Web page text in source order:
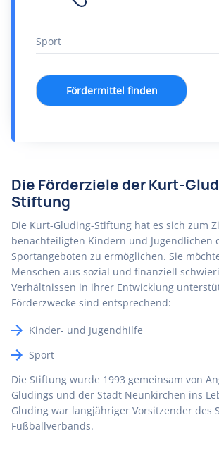
Fördermittel finden
Die Förderziele der Kurt-
Stiftung
Die Kurt-Gluding-Stiftung hat es sich zum
benachteiligten Kindern und Jugendlichen
Sportangeboten zu ermöglichen. Sie
Menschen aus sozial und finanziell
Verhältnissen in ihrer Entwicklung
Förderzwecke sind entsprechend:
Kinder- und Jugendhilfe
Sport
Die Stiftung wurde 1993 gemeinsam von
Gludings und der Stadt Neunkirchen ins
Gluding war langjähriger Vorsitzender des
Fußballverbands.